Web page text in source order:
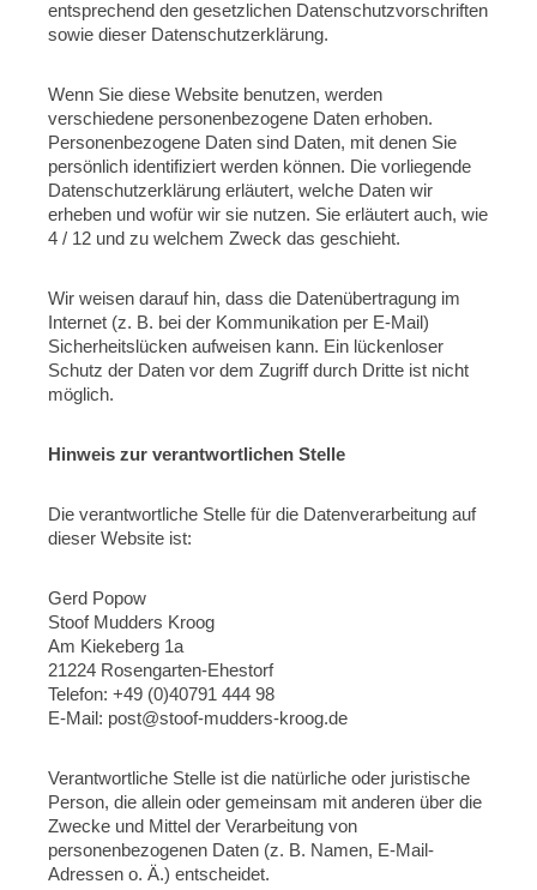
entsprechend den gesetzlichen Datenschutzvorschriften
sowie dieser Datenschutzerklärung.
Wenn Sie diese Website benutzen, werden
verschiedene personenbezogene Daten erhoben.
Personenbezogene Daten sind Daten, mit denen Sie
persönlich identifiziert werden können. Die vorliegende
Datenschutzerklärung erläutert, welche Daten wir
erheben und wofür wir sie nutzen. Sie erläutert auch, wie
4 / 12 und zu welchem Zweck das geschieht.
Wir weisen darauf hin, dass die Datenübertragung im
Internet (z. B. bei der Kommunikation per E-Mail)
Sicherheitslücken aufweisen kann. Ein lückenloser
Schutz der Daten vor dem Zugriff durch Dritte ist nicht
möglich.
Hinweis zur verantwortlichen Stelle
Die verantwortliche Stelle für die Datenverarbeitung auf
dieser Website ist:
Gerd Popow
Stoof Mudders Kroog
Am Kiekeberg 1a
21224 Rosengarten-Ehestorf
Telefon: +49 (0)40791 444 98
E-Mail: post@stoof-mudders-kroog.de
Verantwortliche Stelle ist die natürliche oder juristische
Person, die allein oder gemeinsam mit anderen über die
Zwecke und Mittel der Verarbeitung von
personenbezogenen Daten (z. B. Namen, E-Mail-
Adressen o. Ä.) entscheidet.